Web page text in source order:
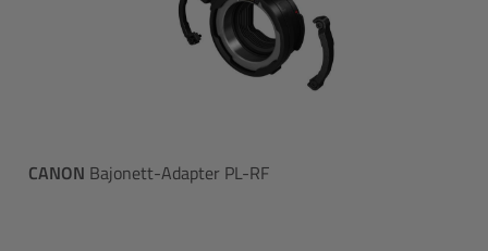
CANON Bajonett-Adapter PL-RF